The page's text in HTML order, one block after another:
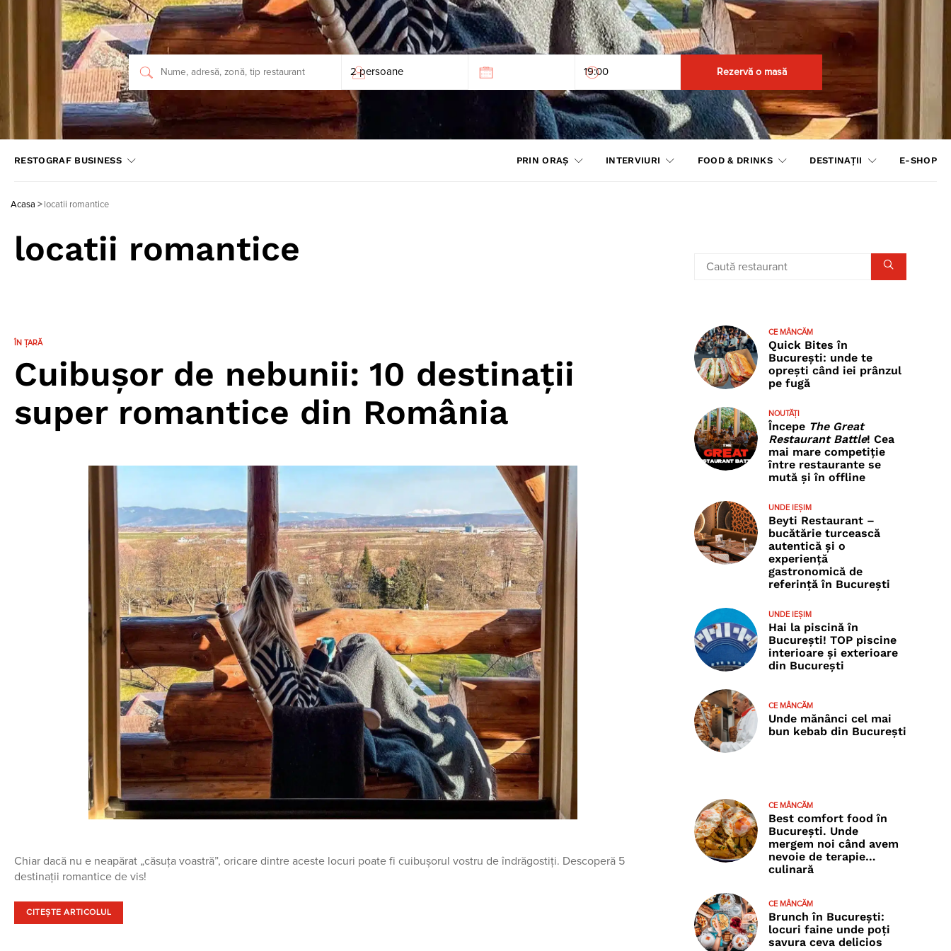
Rezervă o masă
RESTOGRAF BUSINESS PRIN ORAȘ INTERVIURI FOOD & DRINKS DESTINAȚII E-SHOP
Acasa > locatii romantice
locatii romantice
ÎN ȚARĂ
Cuibușor de nebunii: 10 destinații
super romantice din România
Chiar dacă nu e neapărat „căsuța voastră”, oricare dintre aceste locuri poate fi cuibușorul vostru de îndrăgostiți. Descoperă 5
destinații romantice de vis!
CITEȘTE ARTICOLUL
CE MÂNCĂM
Quick Bites în
București: unde te
oprești când iei prânzul
pe fugă
NOUTĂȚI
Începe The Great
Restaurant Battle! Cea
mai mare competiție
între restaurante se
mută și în offline
UNDE IEȘIM
Beyti Restaurant –
bucătărie turcească
autentică și o
experiență
gastronomică de
referință în București
UNDE IEȘIM
Hai la piscină în
București! TOP piscine
interioare și exterioare
din București
CE MÂNCĂM
Unde mănânci cel mai
bun kebab din București
CE MÂNCĂM
Best comfort food în
București. Unde
mergem noi când avem
nevoie de terapie…
culinară
CE MÂNCĂM
Brunch în București:
locuri faine unde poţi
savura ceva delicios